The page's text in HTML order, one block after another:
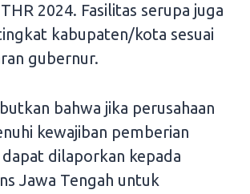
2024. Fasilitas serupa juga
kabupaten/kota sesuai
gubernur.
bahwa jika perusahaan
kewajiban pemberian
dapat dilaporkan kepada
Jawa Tengah untuk